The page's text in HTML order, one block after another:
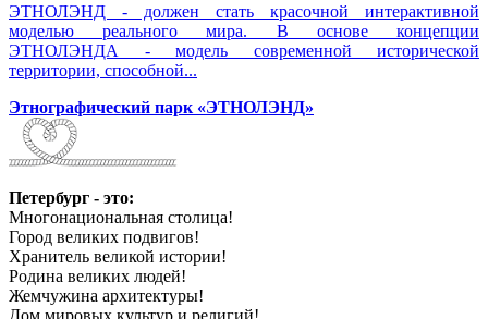
ЭТНОЛЭНД - должен стать красочной интерактивной
моделью реального мира. В основе концепции
ЭТНОЛЭНДА - модель современной исторической
территории, способной...
Этнографический парк «ЭТНОЛЭНД»
Петербург - это:
Многонациональная столица!
Город великих подвигов!
Хранитель великой истории!
Родина великих людей!
Жемчужина архитектуры!
Дом мировых культур и религий!